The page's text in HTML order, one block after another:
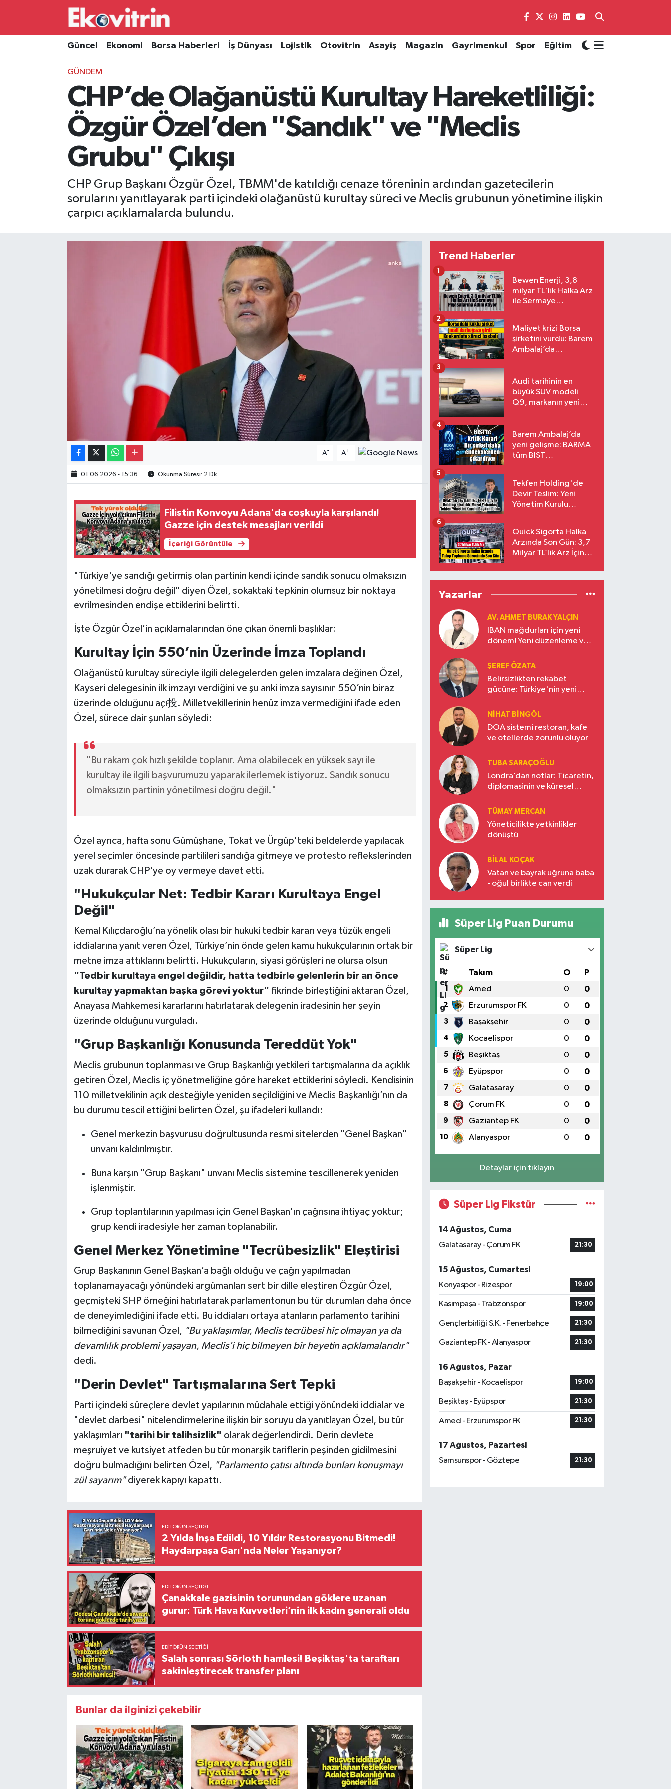
Güncel Ekonomi Borsa Haberleri İş Dünyası Lojistik Otovitrin Asayiş Magazin Gayrimenkul Spor Eğitim
GÜNDEM
CHP’de Olağanüstü Kurultay Hareketliliği:
Özgür Özel’den "Sandık" ve "Meclis
Grubu" Çıkışı
CHP Grup Başkanı Özgür Özel, TBMM'de katıldığı cenaze töreninin ardından gazetecilerin
sorularını yanıtlayarak parti içindeki olağanüstü kurultay süreci ve Meclis grubunun yönetimine ilişkin
çarpıcı açıklamalarda bulundu.
A- A+
01.06.2026 - 15:36 Okunma Süresi: 2 Dk
Filistin Konvoyu Adana'da coşkuyla karşılandı!
Gazze için destek mesajları verildi
İçeriği Görüntüle
"Türkiye'ye sandığı getirmiş olan partinin kendi içinde sandık sonucu olmaksızın
yönetilmesi doğru değil" diyen Özel, sokaktaki tepkinin olumsuz bir noktaya
evrilmesinden endişe ettiklerini belirtti.
İşte Özgür Özel’in açıklamalarından öne çıkan önemli başlıklar:
Kurultay İçin 550’nin Üzerinde İmza Toplandı
Olağanüstü kurultay süreciyle ilgili delegelerden gelen imzalara değinen Özel,
Kayseri delegesinin ilk imzayı verdiğini ve şu anki imza sayısının 550’nin biraz
üzerinde olduğunu açı投. Milletvekillerinin henüz imza vermediğini ifade eden
Özel, sürece dair şunları söyledi:
"Bu rakam çok hızlı şekilde toplanır. Ama olabilecek en yüksek sayı ile
kurultay ile ilgili başvurumuzu yaparak ilerlemek istiyoruz. Sandık sonucu
olmaksızın partinin yönetilmesi doğru değil."
Özel ayrıca, hafta sonu Gümüşhane, Tokat ve Ürgüp'teki beldelerde yapılacak
yerel seçimler öncesinde partilileri sandığa gitmeye ve protesto reflekslerinden
uzak durarak CHP'ye oy vermeye davet etti.
"Hukukçular Net: Tedbir Kararı Kurultaya Engel
Değil"
Kemal Kılıçdaroğlu’na yönelik olası bir hukuki tedbir kararı veya tüzük engeli
iddialarına yanıt veren Özel, Türkiye’nin önde gelen kamu hukukçularının ortak bir
metne imza attıklarını belirtti. Hukukçuların, siyasi görüşleri ne olursa olsun
"Tedbir kurultaya engel değildir, hatta tedbirle gelenlerin bir an önce
kurultay yapmaktan başka görevi yoktur" fikrinde birleştiğini aktaran Özel,
Anayasa Mahkemesi kararlarını hatırlatarak delegenin iradesinin her şeyin
üzerinde olduğunu vurguladı.
"Grup Başkanlığı Konusunda Tereddüt Yok"
Meclis grubunun toplanması ve Grup Başkanlığı yetkileri tartışmalarına da açıklık
getiren Özel, Meclis iç yönetmeliğine göre hareket ettiklerini söyledi. Kendisinin
110 milletvekilinin açık desteğiyle yeniden seçildiğini ve Meclis Başkanlığı’nın da
bu durumu tescil ettiğini belirten Özel, şu ifadeleri kullandı:
Genel merkezin başvurusu doğrultusunda resmi sitelerden "Genel Başkan"
unvanı kaldırılmıştır.
Buna karşın "Grup Başkanı" unvanı Meclis sistemine tescillenerek yeniden
işlenmiştir.
Grup toplantılarının yapılması için Genel Başkan'ın çağrısına ihtiyaç yoktur;
grup kendi iradesiyle her zaman toplanabilir.
Genel Merkez Yönetimine "Tecrübesizlik" Eleştirisi
Grup Başkanının Genel Başkan’a bağlı olduğu ve çağrı yapılmadan
toplanamayacağı yönündeki argümanları sert bir dille eleştiren Özgür Özel,
geçmişteki SHP örneğini hatırlatarak parlamentonun bu tür durumları daha önce
de deneyimlediğini ifade etti. Bu iddiaları ortaya atanların parlamento tarihini
bilmediğini savunan Özel, "Bu yaklaşımlar, Meclis tecrübesi hiç olmayan ya da
devamlılık problemi yaşayan, Meclis’i hiç bilmeyen bir heyetin açıklamalarıdır"
dedi.
"Derin Devlet" Tartışmalarına Sert Tepki
Parti içindeki süreçlere devlet yapılarının müdahale ettiği yönündeki iddialar ve
"devlet darbesi" nitelendirmelerine ilişkin bir soruyu da yanıtlayan Özel, bu tür
yaklaşımları "tarihi bir talihsizlik" olarak değerlendirdi. Derin devlete
meşruiyet ve kutsiyet atfeden bu tür monarşik tariflerin peşinden gidilmesini
doğru bulmadığını belirten Özel, "Parlamento çatısı altında bunları konuşmayı
zül sayarım"diyerek kapıyı kapattı.
EDITÖRÜN SEÇTIĞI
2 Yılda İnşa Edildi, 10 Yıldır Restorasyonu Bitmedi!
Haydarpaşa Garı'nda Neler Yaşanıyor?
EDITÖRÜN SEÇTIĞI
Çanakkale gazisinin torunundan göklere uzanan
gurur: Türk Hava Kuvvetleri’nin ilk kadın generali oldu
EDITÖRÜN SEÇTIĞI
Salah sonrası Sörloth hamlesi! Beşiktaş'ta taraftarı
sakinleştirecek transfer planı
Bunlar da ilginizi çekebilir
Trend Haberler
Bewen Enerji, 3,8
milyar TL'lik Halka Arz
ile Sermaye
1
Maliyet krizi Borsa
şirketini vurdu: Barem
Ambalaj’da
2
Audi tarihinin en
büyük SUV modeli
Q9, markanın yeni
3
Barem Ambalaj’da
yeni gelişme: BARMA
tüm BIST
4
Tekfen Holding'de
Devir Teslim: Yeni
Yönetim Kurulu
5
Quick Sigorta Halka
Arzında Son Gün: 3,7
Milyar TL’lik Arz İçin
Eriyor
6
Yazarlar
AV. AHMET BURAK YALÇIN
IBAN mağdurları için yeni
dönem! Yeni düzenleme ve
ŞEREF ÖZATA
Belirsizlikten rekabet
gücüne: Türkiye'nin yeni
NIHAT BINGÖL
DOA sistemi restoran, kafe
ve otellerde zorunlu oluyor
TUBA SARAÇOĞLU
Londra’dan notlar: Ticaretin,
diplomasinin ve küresel
Türkiye’nin yükselen gücü
TÜMAY MERCAN
Yöneticilikte yetkinlikler
dönüştü
BILAL KOÇAK
Vatan ve bayrak uğruna baba
- oğul birlikte can verdi
Süper Lig Puan Durumu
Süper Lig
# Takım O P
1 Amed 0 0
2 Erzurumspor FK 0 0
3 Başakşehir 0 0
4 Kocaelispor 0 0
5 Beşiktaş 0 0
6 Eyüpspor 0 0
7 Galatasaray 0 0
8 Çorum FK 0 0
9 Gaziantep FK 0 0
10 Alanyaspor 0 0
Detaylar için tıklayın
Süper Lig Fikstür
14 Ağustos, Cuma
Galatasaray - Çorum FK
21:30
15 Ağustos, Cumartesi
Konyaspor - Rizespor
19:00
Kasımpaşa - Trabzonspor 19:00
Gençlerbirliği S.K. - Fenerbahçe 21:30
Gaziantep FK - Alanyaspor 21:30
16 Ağustos, Pazar
Başakşehir - Kocaelispor
19:00
Beşiktaş - Eyüpspor 21:30
Amed - Erzurumspor FK 21:30
17 Ağustos, Pazartesi
Samsunspor - Göztepe
21:30
Güncel
Borsa Haberleri
Gayrimenkul
Hava Durumu
Süper Lig Puan Durumu ve Fikstür
Tüm Manşetler
Son Dakika Haberleri
Haber Arşivi